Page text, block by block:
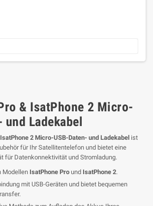
& IsatPhone 2 Micro-
und Ladekabel
2 Micro-USB-Daten- und Ladekabel ist
für Ihr Satellitentelefon und bietet eine
für Datenkonnektivität und Stromladung.
Modellen IsatPhone Pro und IsatPhone 2.
mit USB-Geräten und bietet bequemen